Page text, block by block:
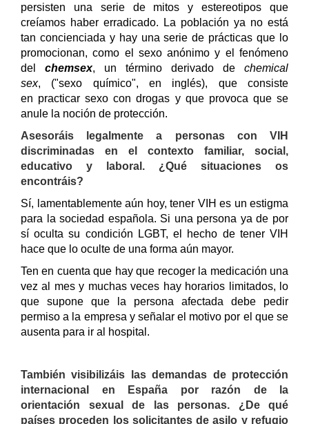
persisten una serie de mitos y estereotipos que
creíamos haber erradicado. La población ya no está
tan concienciada y hay una serie de prácticas que lo
promocionan, como el sexo anónimo y el fenómeno
del chemsex, un término derivado de chemical
sex, ("sexo químico", en inglés), que consiste
en practicar sexo con drogas y que provoca que se
anule la noción de protección.
Asesoráis legalmente a personas con VIH
discriminadas en el contexto familiar, social,
educativo y laboral. ¿Qué situaciones os
encontráis?
Sí, lamentablemente aún hoy, tener VIH es un estigma
para la sociedad española. Si una persona ya de por
sí oculta su condición LGBT, el hecho de tener VIH
hace que lo oculte de una forma aún mayor.
Ten en cuenta que hay que recoger la medicación una
vez al mes y muchas veces hay horarios limitados, lo
que supone que la persona afectada debe pedir
permiso a la empresa y señalar el motivo por el que se
ausenta para ir al hospital.
También visibilizáis las demandas de protección
internacional en España por razón de la
orientación sexual de las personas. ¿De qué
países proceden los solicitantes de asilo y refugio